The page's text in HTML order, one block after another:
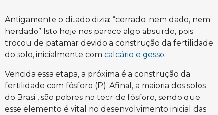
Antigamente o ditado dizia: “cerrado: nem dado, nem
herdado” Isto hoje nos parece algo absurdo, pois
trocou de patamar devido a construção da fertilidade
do solo, inicialmente com calcário e gesso.
Vencida essa etapa, a próxima é a construção da
fertilidade com fósforo (P). Afinal, a maioria dos solos
do Brasil, são pobres no teor de fósforo, sendo que
esse elemento é vital no desenvolvimento inicial das